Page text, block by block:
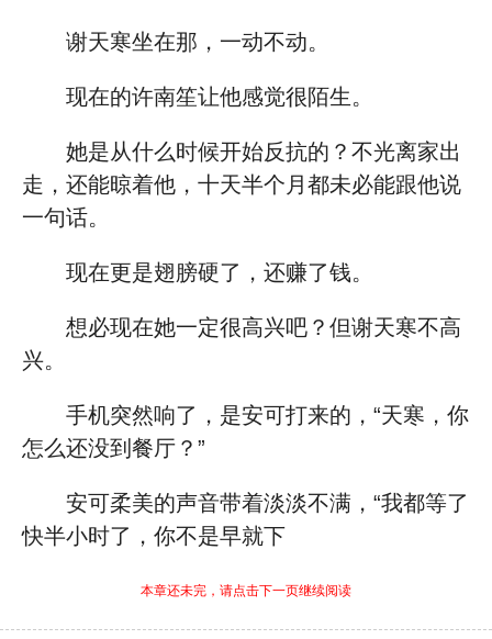
谢天寒坐在那，一动不动。
现在的许南笙让他感觉很陌生。
她是从什么时候开始反抗的？不光离家出
走，还能晾着他，十天半个月都未必能跟他说
一句话。
现在更是翅膀硬了，还赚了钱。
想必现在她一定很高兴吧？但谢天寒不高
兴。
手机突然响了，是安可打来的，“天寒，你
怎么还没到餐厅？”
安可柔美的声音带着淡淡不满，“我都等了
快半小时了，你不是早就下
本章还未完，请点击下一页继续阅读